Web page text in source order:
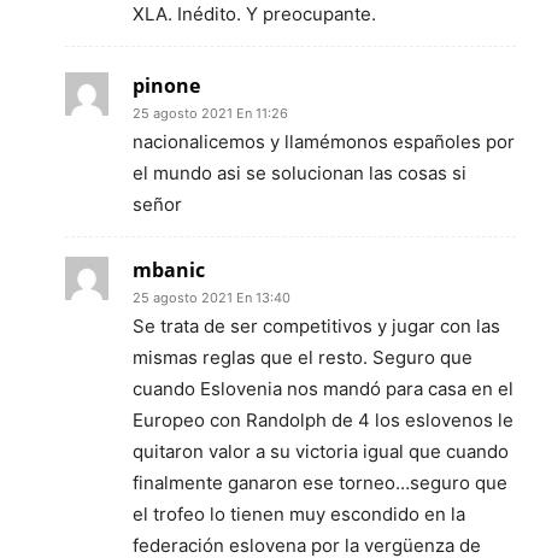
XLA. Inédito. Y preocupante.
pinone
25 agosto 2021 En 11:26
nacionalicemos y llamémonos españoles por
el mundo asi se solucionan las cosas si
señor
mbanic
25 agosto 2021 En 13:40
Se trata de ser competitivos y jugar con las
mismas reglas que el resto. Seguro que
cuando Eslovenia nos mandó para casa en el
Europeo con Randolph de 4 los eslovenos le
quitaron valor a su victoria igual que cuando
finalmente ganaron ese torneo…seguro que
el trofeo lo tienen muy escondido en la
federación eslovena por la vergüenza de